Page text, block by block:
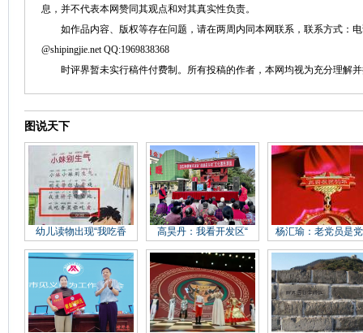
息，并不代表本网赞同其观点和对其真实性负责。
如作品内容、版权等存在问题，请在两周内同本网联系，联系方式：电
@shipingjie.net QQ:1969838368
时评界暂未实行稿件付费制。所有投稿的作者，本网均视为充分理解并
图说天下
幼儿读物出现“我吃香 高昊丹：我看开发区“ 杨汇瑜：老党员是